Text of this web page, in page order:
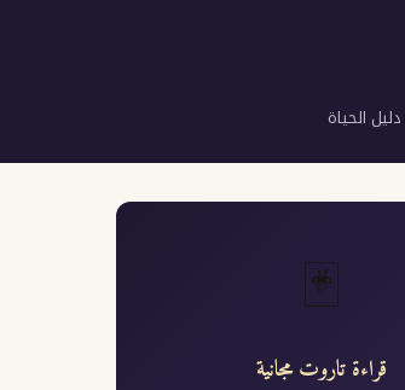
دليل الحياة
🃏
قراءة تاروت مجانية